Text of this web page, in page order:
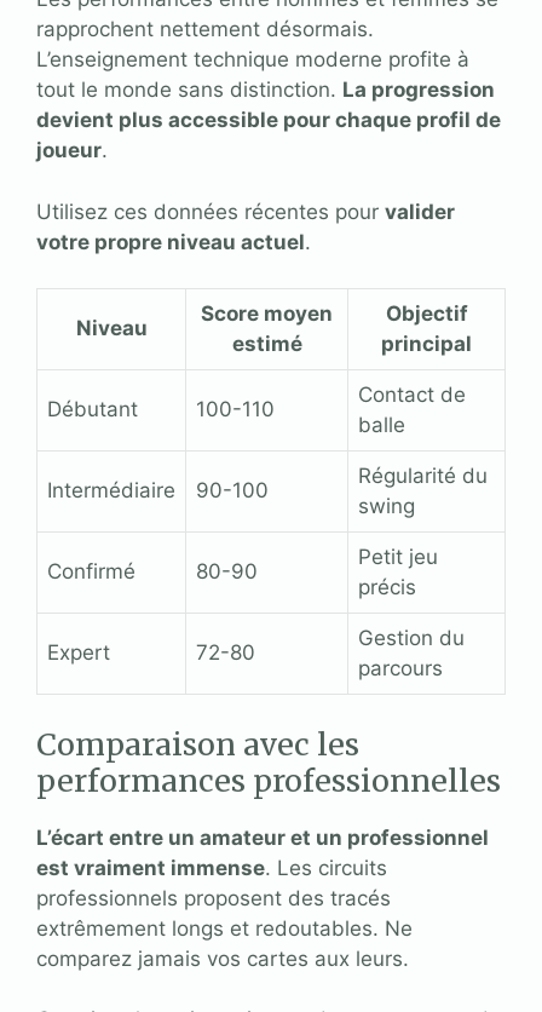
rapprochent nettement désormais.
L’enseignement technique moderne profite à
tout le monde sans distinction. La progression
devient plus accessible pour chaque profil de
joueur.
Utilisez ces données récentes pour valider
votre propre niveau actuel.
Niveau
Score moyen
estimé
Objectif
principal
Débutant 100-110
Contact de
balle
Intermédiaire 90-100
Régularité du
swing
Confirmé 80-90
Petit jeu
précis
Expert 72-80
Gestion du
parcours
Comparaison avec les
performances professionnelles
L’écart entre un amateur et un professionnel
est vraiment immense. Les circuits
professionnels proposent des tracés
extrêmement longs et redoutables. Ne
comparez jamais vos cartes aux leurs.